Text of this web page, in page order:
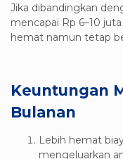
Jika dibandingkan
mencapai Rp 6–10
hemat namun tetap
Keuntungan
Bulanan
Lebih hemat
mengeluarkan